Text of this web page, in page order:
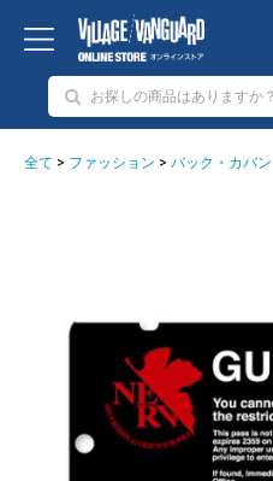
全て > ファッション > バック・カバ